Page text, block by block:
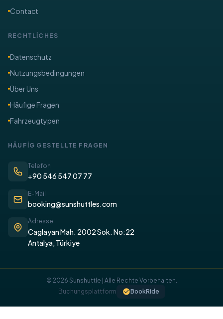
Contact
RECHTLİCHES
​Datenschutz
Nutzungsbedingungen
Über Uns
​Häufige Fragen
Fahrzeugtypen
​HÄUFİG GESTELLTE FRAGEN
Telefon
+90 546 547 07 77
E-Mail
booking@sunshuttles.com
Adresse
Caglayan Mah. 2002 Sok. No:22
Antalya, Türkiye
© 2026 Sunshuttle | Alle Rechte Vorbehalten.
Buchungsplattform
BookRide